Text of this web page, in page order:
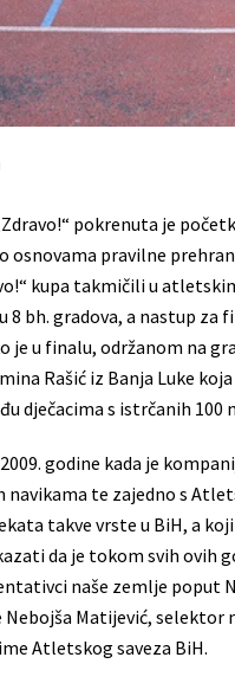
pokrenuta je
osnovama pravilne
kupa takmičili u
8 bh. gradova, a nastup
je u finalu, održanom na
Rašić iz Banja Luke
dječacima s istrčanih 100
2009. godine kada je
te zajedno s
takve vrste u BiH, a
da je tokom svih ovih
naše zemlje poput
Nebojša Matijević,
Atletskog saveza BiH.